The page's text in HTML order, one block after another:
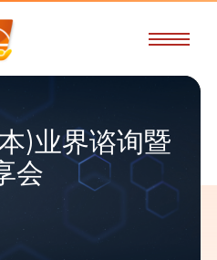
)业界谘询暨
会